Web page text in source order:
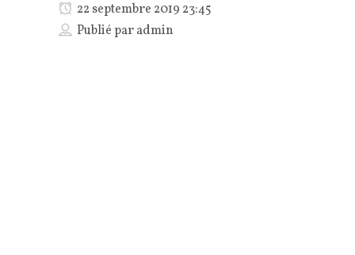
22 septembre 2019 23:45
Publié paradmin